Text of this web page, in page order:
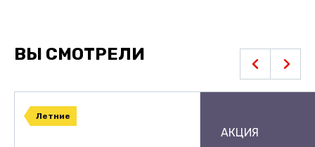
ВЫ СМОТРЕЛИ
Летние
АКЦИЯ